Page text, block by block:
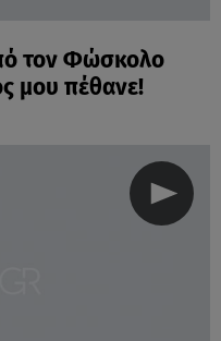
τον Φώσκολο
μου πέθανε!